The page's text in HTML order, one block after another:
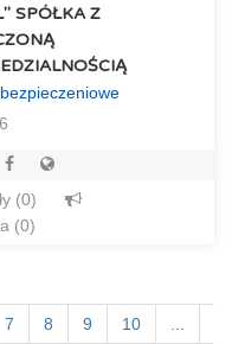
SPÓŁKA Z
(0)
(0)
7 8 9 10